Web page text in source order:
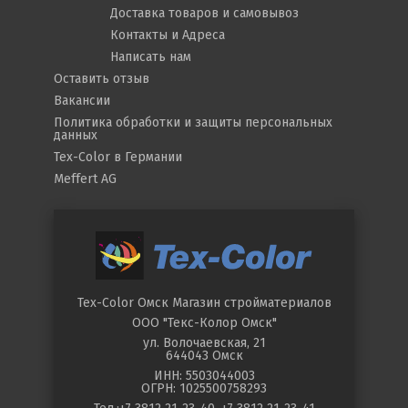
Доставка товаров и самовывоз
Контакты и Адреса
Написать нам
Оставить отзыв
Вакансии
Политика обработки и защиты персональных
данных
Tex-Color в Германии
Meffert AG
Tex-Color ОмскМагазин стройматериалов
ООО "Текс-Колор Омск"
ул. Волочаевская, 21
644043 Омск
ИНН: 5503044003
ОГРН: 1025500758293